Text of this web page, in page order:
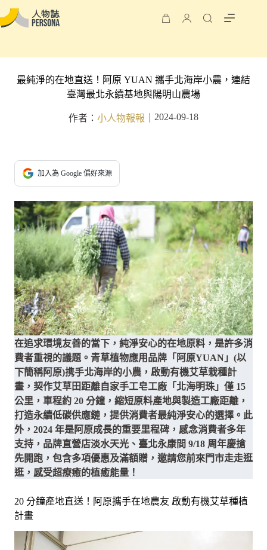
最純淨的在地直送！阿原 YUAN 攜手北海岸小農，連結
臺灣最北永續基地與陽明山農場
作者： 小人物報報 2024-09-18
加入為 Google 偏好來源
在追求環境友善的當下，純淨安心的在地原料，是許多消
費者重視的議題。青草植物應用品牌「阿原YUAN」(以
下簡稱阿原)携手北海岸的小農，啟動有機艾草栽種計
畫，契作艾草田距離自家手工皂工廠「北海明珠」僅 15
公里，車程約 20 分鐘，縮短原料產地與製造工廠距離，
打造永續低碳供應鏈，提供消費者最純淨安心的選擇。此
外，2024 年是阿原成長的重要里程碑，感念消費者多年
支持，品牌直營店淡水天光、臺北永康間 9/18 周年慶搶
先開跑，包含多項優惠及滿額贈，邀請您前來門市走走逛
逛，感受超療癒的植癒能量！
20 分鐘產地直送！阿原攜手在地農友 啟動有機艾草種植
計畫